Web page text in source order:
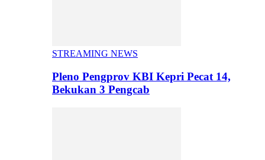
STREAMING NEWS
Pleno Pengprov KBI Kepri Pecat 14,
Bekukan 3 Pengcab